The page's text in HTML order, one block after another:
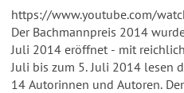
https://www.youtube.com/
Der Bachmannpreis 2014
Juli 2014 eröffnet - mit
Juli bis zum 5. Juli 2014 lesen
14